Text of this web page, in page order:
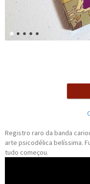
Registro raro da banda
arte psicodélica belíssima.
tudo começou.